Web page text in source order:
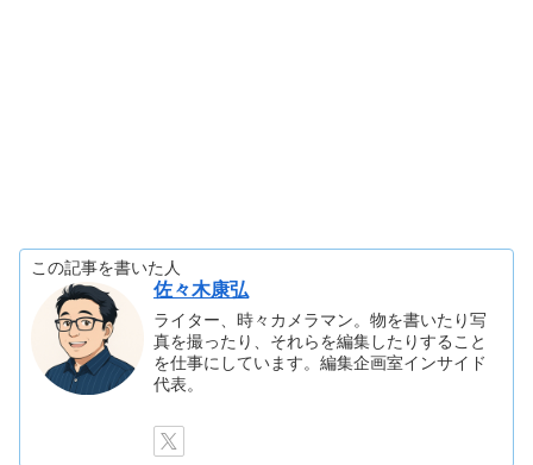
この記事を書いた人
佐々木康弘
ライター、時々カメラマン。物を書いたり写
真を撮ったり、それらを編集したりすること
を仕事にしています。編集企画室インサイド
代表。